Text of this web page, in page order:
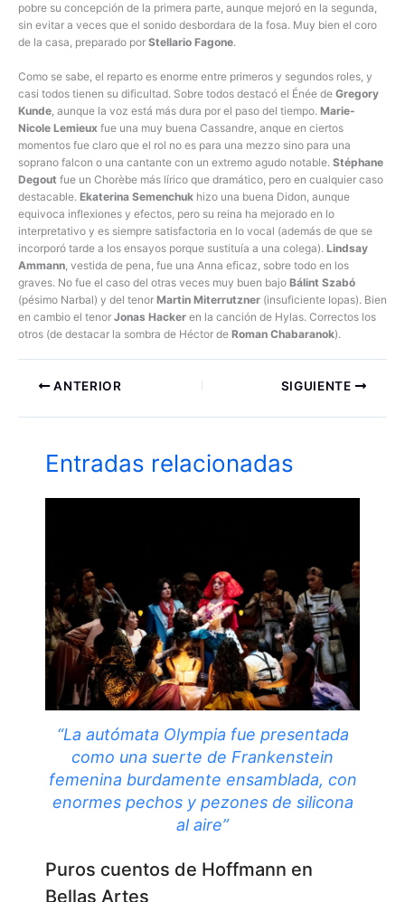
pobre su concepción de la primera parte, aunque mejoró en la segunda,
sin evitar a veces que el sonido desbordara de la fosa. Muy bien el coro
de la casa, preparado por Stellario Fagone.
Como se sabe, el reparto es enorme entre primeros y segundos roles, y
casi todos tienen su dificultad. Sobre todos destacó el Énée de Gregory
Kunde, aunque la voz está más dura por el paso del tiempo. Marie-
Nicole Lemieux fue una muy buena Cassandre, anque en ciertos
momentos fue claro que el rol no es para una mezzo sino para una
soprano falcon o una cantante con un extremo agudo notable. Stéphane
Degout fue un Chorèbe más lírico que dramático, pero en cualquier caso
destacable. Ekaterina Semenchuk hizo una buena Didon, aunque
equivoca inflexiones y efectos, pero su reina ha mejorado en lo
interpretativo y es siempre satisfactoria en lo vocal (además de que se
incorporó tarde a los ensayos porque sustituía a una colega). Lindsay
Ammann, vestida de pena, fue una Anna eficaz, sobre todo en los
graves. No fue el caso del otras veces muy buen bajo Bálint Szabó
(pésimo Narbal) y del tenor Martin Miterrutzner (insuficiente Iopas). Bien
en cambio el tenor Jonas Hacker en la canción de Hylas. Correctos los
otros (de destacar la sombra de Héctor de Roman Chabaranok).
ANTERIOR SIGUIENTE
Entradas relacionadas
“La autómata Olympia fue presentada
como una suerte de Frankenstein
femenina burdamente ensamblada, con
enormes pechos y pezones de silicona
al aire”
Puros cuentos de Hoffmann en
Bellas Artes